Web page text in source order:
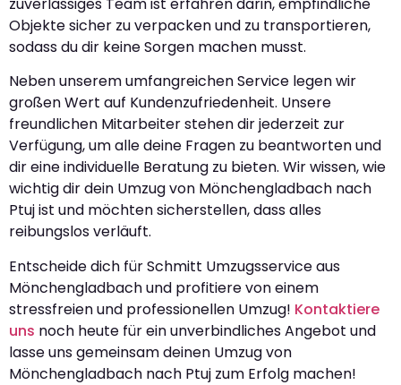
Objekte sicher zu verpacken und zu transportieren,
sodass du dir keine Sorgen machen musst.
Neben unserem umfangreichen Service legen wir
großen Wert auf Kundenzufriedenheit. Unsere
freundlichen Mitarbeiter stehen dir jederzeit zur
Verfügung, um alle deine Fragen zu beantworten und
dir eine individuelle Beratung zu bieten. Wir wissen, wie
wichtig dir dein Umzug von Mönchengladbach nach
Ptuj ist und möchten sicherstellen, dass alles
reibungslos verläuft.
Entscheide dich für Schmitt Umzugsservice aus
Mönchengladbach und profitiere von einem
stressfreien und professionellen Umzug! Kontaktiere
uns noch heute für ein unverbindliches Angebot und
lasse uns gemeinsam deinen Umzug von
Mönchengladbach nach Ptuj zum Erfolg machen!